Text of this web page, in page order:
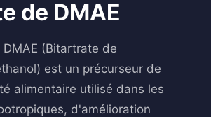
de DMAE
(Bitartrate de
est un précurseur de
alimentaire utilisé dans les
d'amélioration